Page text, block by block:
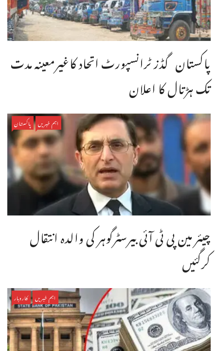
پاکستان گڈز ٹرانسپورٹ اتحاد کاغیرمعینہ مدت
تک ہڑتال کا اعلان
اہم خبریں پاکستان
چیئر مین پی ٹی آئی بیرسٹرگوہر کی والدہ انتقال
کرگئیں
اہم خبریں کاروبار